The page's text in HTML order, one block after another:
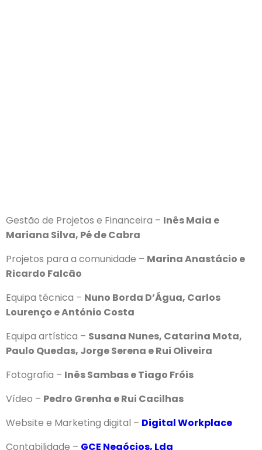
Gestão de Projetos e Financeira – Inês Maia e
Mariana Silva, Pé de Cabra
Projetos para a comunidade – Marina Anastácio e
Ricardo Falcão
Equipa técnica – Nuno Borda D’Água, Carlos
Lourenço e António Costa
Equipa artística – Susana Nunes, Catarina Mota,
Paulo Quedas, Jorge Serena e Rui Oliveira
Fotografia – Inês Sambas e Tiago Fróis
Vídeo – Pedro Grenha e Rui Cacilhas
Website e Marketing digital – Digital Workplace
Contabilidade – GCE Negócios, Lda